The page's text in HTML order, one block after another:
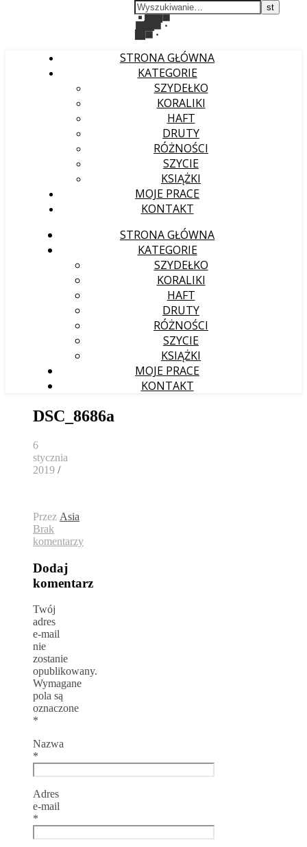
STRONA GŁÓWNA
KATEGORIE
SZYDEŁKO
KORALIKI
HAFT
DRUTY
RÓŻNOŚCI
SZYCIE
KSIĄŻKI
MOJE PRACE
KONTAKT
STRONA GŁÓWNA
KATEGORIE
SZYDEŁKO
KORALIKI
HAFT
DRUTY
RÓŻNOŚCI
SZYCIE
KSIĄŻKI
MOJE PRACE
KONTAKT
DSC_8686a
6
stycznia
2019 /
Przez Asia
Brak
komentarzy
Dodaj
komentarz
Twój
adres
e-mail
nie
zostanie
opublikowany.
Wymagane
pola są
oznaczone
*
Nazwa
*
Adres
e-mail
*